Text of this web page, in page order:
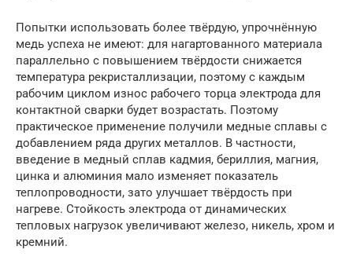
Попытки использовать более твёрдую, упрочнённую
медь успеха не имеют: для нагартованного материала
параллельно с повышением твёрдости снижается
температура рекристаллизации, поэтому с каждым
рабочим циклом износ рабочего торца электрода для
контактной сварки будет возрастать. Поэтому
практическое применение получили медные сплавы с
добавлением ряда других металлов. В частности,
введение в медный сплав кадмия, бериллия, магния,
цинка и алюминия мало изменяет показатель
теплопроводности, зато улучшает твёрдость при
нагреве. Стойкость электрода от динамических
тепловых нагрузок увеличивают железо, никель, хром и
кремний.